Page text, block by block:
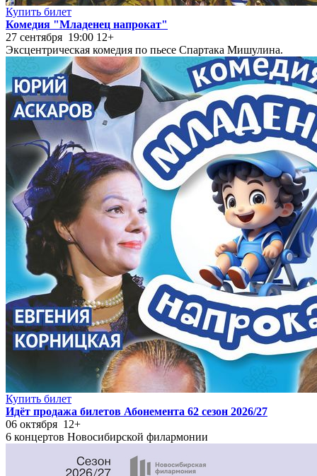
Купить билет
Комедия "Младенец напрокат"
27 сентября 19:00 12+
Эксцентрическая комедия по пьесе Спартака Мишулина.
Купить билет
Идёт продажа билетов Абонемента 62 сезон 2026/27
06 октября 12+
6 концертов Новосибирской филармонии